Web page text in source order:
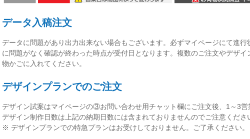
データ入稿注文
データに問題があり出力出来ない場合もございます。必ずマイページにて進行
に問題がなく確認が終わった時点が受付日 となります。複数のご注文やデザ
物かごに入れてください。
デザインプランでのご注文
デザイン試案はマイページの③お問い合わせ用チャット欄にご注文後、 1～3営
デザイン制作日数は上記の納期日数には含まれておりませんのでご注意くださ
※ デザインプランでの特急プランはお受けしておりません。ご了承ください。